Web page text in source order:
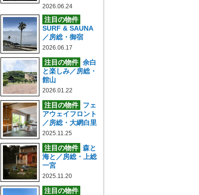
2026.06.24
注目の物件
SURF & SAUNA
／房総・御宿
2026.06.17
注目の物件 余白
と楽しみ／房総・
館山
2026.01.22
注目の物件
フェ
アウェイフロント
／房総・大網白里
2025.11.25
注目の物件 森と
海と／房総・上総
一宮
2025.11.20
注目の物件